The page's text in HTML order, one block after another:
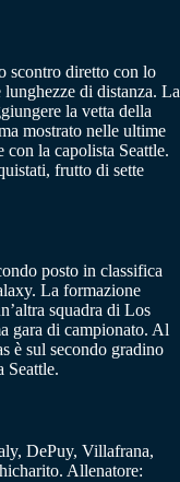
scontro diretto con lo
di distanza. La
la vetta della
mostrato nelle ultime
la capolista Seattle.
frutto di sette
posto in classifica
La formazione
squadra di Los
gara di campionato. Al
è sul secondo gradino
Seattle.
DePuy, Villafrana,
Allenatore: